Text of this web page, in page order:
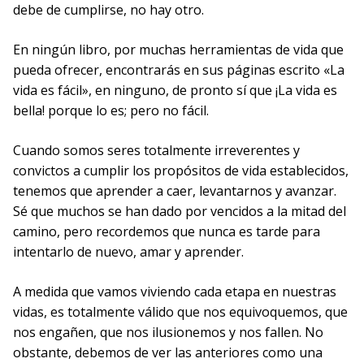
debe de cumplirse, no hay otro.
En ningún libro, por muchas herramientas de vida que
pueda ofrecer, encontrarás en sus páginas escrito «La
vida es fácil», en ninguno, de pronto sí que ¡La vida es
bella! porque lo es; pero no fácil.
Cuando somos seres totalmente irreverentes y
convictos a cumplir los propósitos de vida establecidos,
tenemos que aprender a caer, levantarnos y avanzar.
Sé que muchos se han dado por vencidos a la mitad del
camino, pero recordemos que nunca es tarde para
intentarlo de nuevo, amar y aprender.
A medida que vamos viviendo cada etapa en nuestras
vidas, es totalmente válido que nos equivoquemos, que
nos engañen, que nos ilusionemos y nos fallen. No
obstante, debemos de ver las anteriores como una